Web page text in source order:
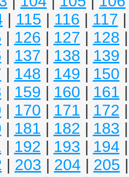
| 115 | 116 | 117
| 126 | 127 | 128
| 137 | 138 | 139
| 148 | 149 | 150
| 159 | 160 | 161
| 170 | 171 | 172
| 181 | 182 | 183
| 192 | 193 | 194
| 203 | 204 | 205